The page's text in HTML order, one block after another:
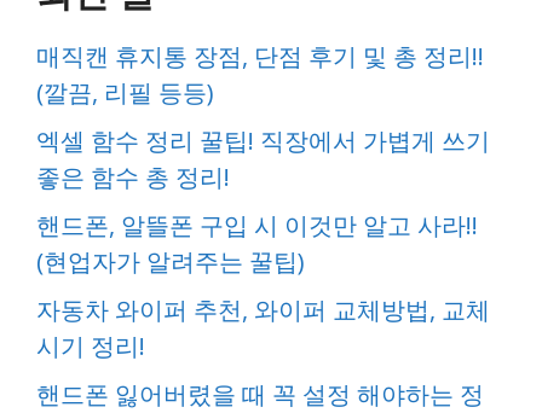
매직캔 휴지통 장점, 단점 후기 및 총 정리!!
(깔끔, 리필 등등)
엑셀 함수 정리 꿀팁! 직장에서 가볍게 쓰기
좋은 함수 총 정리!
핸드폰, 알뜰폰 구입 시 이것만 알고 사라!!
(현업자가 알려주는 꿀팁)
자동차 와이퍼 추천, 와이퍼 교체방법, 교체
시기 정리!
핸드폰 잃어버렸을 때 꼭 설정 해야하는 정